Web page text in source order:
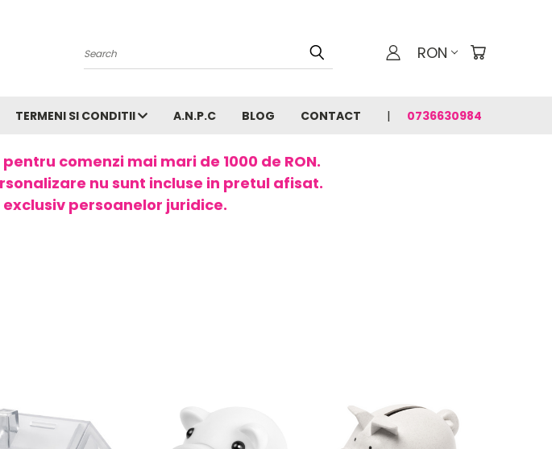
Search RON
TERMENI SI CONDITII A.N.P.C BLOG CONTACT 0736630984
comenzi mai mari de 1000 de RON.
nu sunt incluse in pretul afisat.
persoanelor juridice.